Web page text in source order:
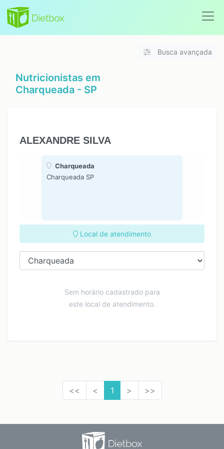
Busca avançada
Nutricionistas em
Charqueada - SP
ALEXANDRE SILVA
Charqueada
Charqueada SP
Local de atendimento
Sem horário cadastrado para
este local de atendimento.
<< < 1 > >>